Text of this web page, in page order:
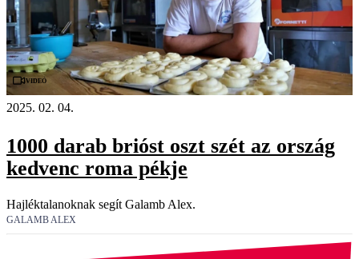
Videó
2025. 02. 04.
1000 darab brióst oszt szét az ország
kedvenc roma pékje
Hajléktalanoknak segít Galamb Alex.
GALAMB ALEX